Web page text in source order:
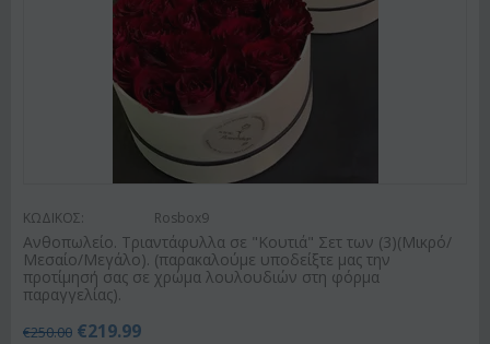
ΚΩΔΙΚΟΣ: Rosbox9
Ανθοπωλείο. Τριαντάφυλλα σε "Κουτιά" Σετ των (3)(Μικρό/
Μεσαίο/Μεγάλο). (παρακαλούμε υποδείξτε μας την
προτίμησή σας σε χρώμα λουλουδιών στη φόρμα
παραγγελίας).
€250.00 €219.99